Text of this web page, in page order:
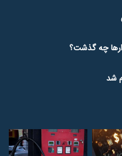
چه گذشت؟
شد